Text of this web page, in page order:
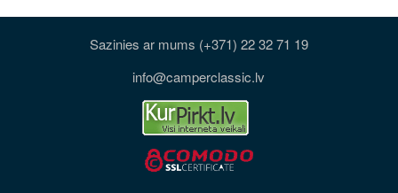
Sazinies ar mums (+371) 22 32 71 19
info@camperclassic.lv